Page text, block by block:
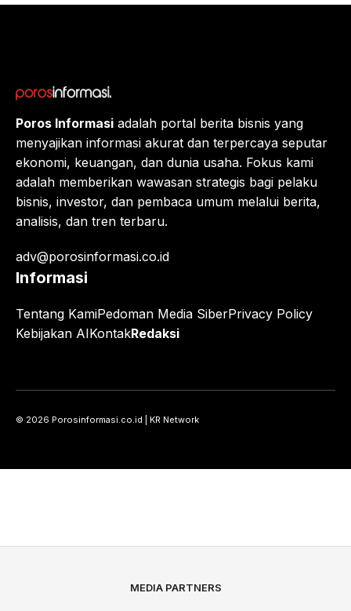
Eropa,
Poros Informasi adalah portal berita bisnis yang
menyajikan informasi akurat dan terpercaya seputar
ekonomi, keuangan, dan dunia usaha. Fokus kami
adalah memberikan wawasan strategis bagi pelaku
bisnis, investor, dan pembaca umum melalui berita,
analisis, dan tren terbaru.
adv@porosinformasi.co.id
Informasi
Tentang KamiPedoman Media SiberPrivacy Policy
Kebijakan AIKontakRedaksi
© 2026 Porosinformasi.co.id | KR Network
MEDIA PARTNERS